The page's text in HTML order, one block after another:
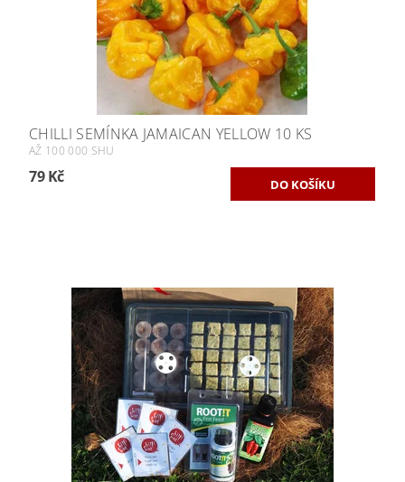
CHILLI SEMÍNKA JAMAICAN YELLOW 10 KS
AŽ 100 000 SHU
79 Kč